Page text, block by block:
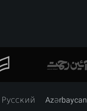
Azərbaycan
Русский